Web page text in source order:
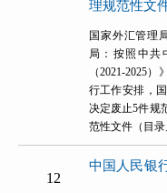
理规范性文
国家外汇管理
局：按照中共
（2021-2025
行工作安排，
决定废止5件规
范性文件（目录
12
中国人民银